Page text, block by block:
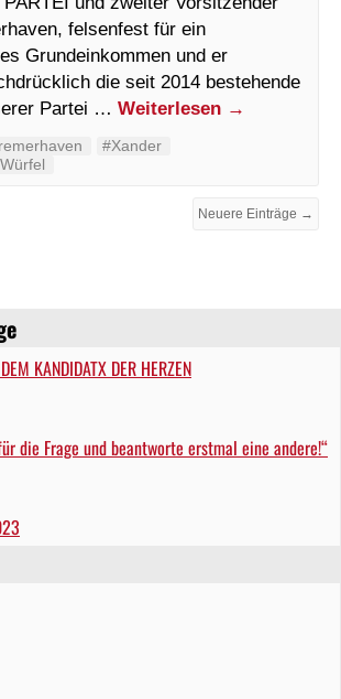
KANDIDATX DER HERZEN
die Frage und beantworte erstmal eine andere!“
felsenfest für ein
Grundeinkommen und er
die seit 2014 bestehende
Partei … Weiterlesen →
#Xander
Neuere Einträge →